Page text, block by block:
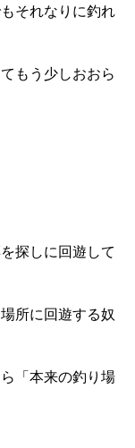
それなりに釣れ
もう少しおおら
探しに回遊して
所に回遊する奴
「本来の釣り場